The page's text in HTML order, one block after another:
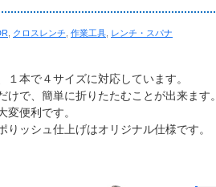
クロスレンチ 作業工具 レンチ・スパナ
１本で４サイズに対応しています。
けで、簡単に折りたたむことが出来ます。
変便利です。
りッシュ仕上げはオリジナル仕様です。